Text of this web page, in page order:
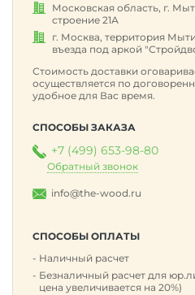
Московская область, г.
строение 21А
г. Москва, территория
въезда под аркой
Стоимость доставки
осуществляется по
удобное для Вас время.
СПОСОБЫ ЗАКАЗА
+7 (499) 653-98-80
Обратный звонок
info@the-wood.ru
СПОСОБЫ ОПЛАТЫ
Наличный расчет
Безналичный расчет для
цена увеличивается на 20%)